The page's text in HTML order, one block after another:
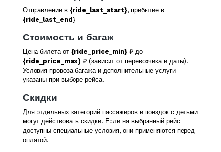
Отправление в {ride_last_start}, прибытие в
{ride_last_end}
Стоимость и багаж
Цена билета от {ride_price_min} ₽ до
{ride_price_max} ₽ (зависит от перевозчика и даты).
Условия провоза багажа и дополнительные услуги
указаны при выборе рейса.
Скидки
Для отдельных категорий пассажиров и поездок с детьми
могут действовать скидки. Если на выбранный рейс
доступны специальные условия, они применяются перед
оплатой.